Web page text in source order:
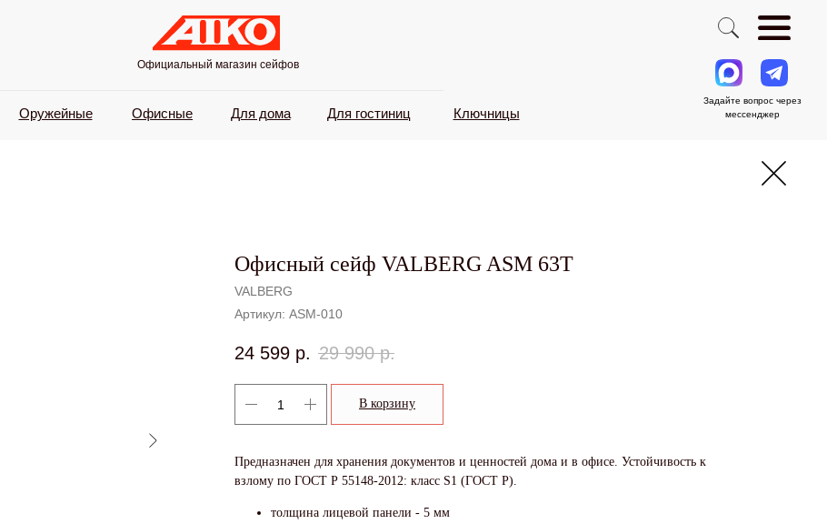
Для гостиниц
Для дома
Офисные
Оружейные
Официальный магазин сейфов
Ключницы
Задайте вопрос через
мессенджер
Офисный сейф VALBERG ASM 63T
VALBERG
Артикул: ASM-010
24 599 р. 29 990 р.
В корзину
Предназначен для хранения документов и ценностей дома и в офисе. Устойчивость к
взлому по ГОСТ Р 55148-2012: класс S1 (ГОСТ Р).
толщина лицевой панели - 5 мм